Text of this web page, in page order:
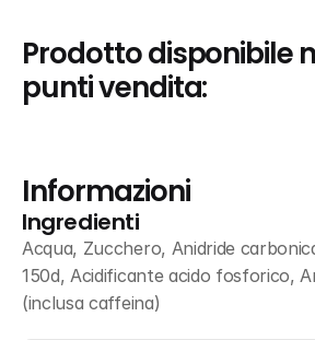
Prodotto disponibile
punti vendita:
Informazioni
Ingredienti
Acqua, Zucchero, Anidride
150d, Acidificante acido fosforico,
(inclusa caffeina)